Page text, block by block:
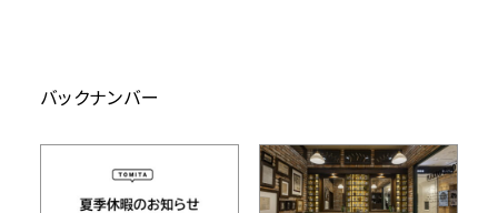
バックナンバー